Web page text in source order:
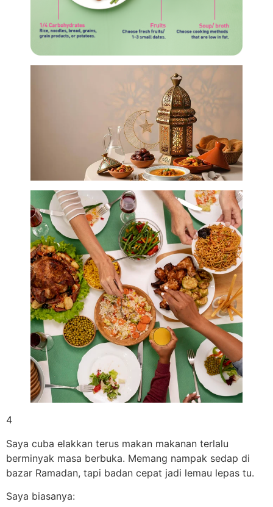
4
Saya cuba elakkan terus makan makanan terlalu
berminyak masa berbuka. Memang nampak sedap di
bazar Ramadan, tapi badan cepat jadi lemau lepas tu.
Saya biasanya: